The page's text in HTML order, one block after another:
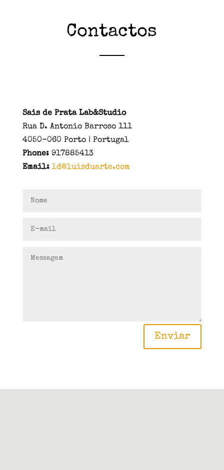
Contactos
Sais de Prata Lab&Studio
Rua D. Antonio Barroso 111
4050-060 Porto | Portugal
Phone:917885413
Email: ld@luisduarte.com
Enviar